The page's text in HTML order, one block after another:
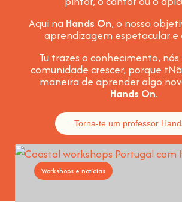
Aqui na Hands On, o nosso
aprendizagem espetacular e
Tu trazes o conhecimento,
comunidade crescer, porque t
maneira de aprender algo
Hands On.
Torna-te um professor
Workshops e notícias